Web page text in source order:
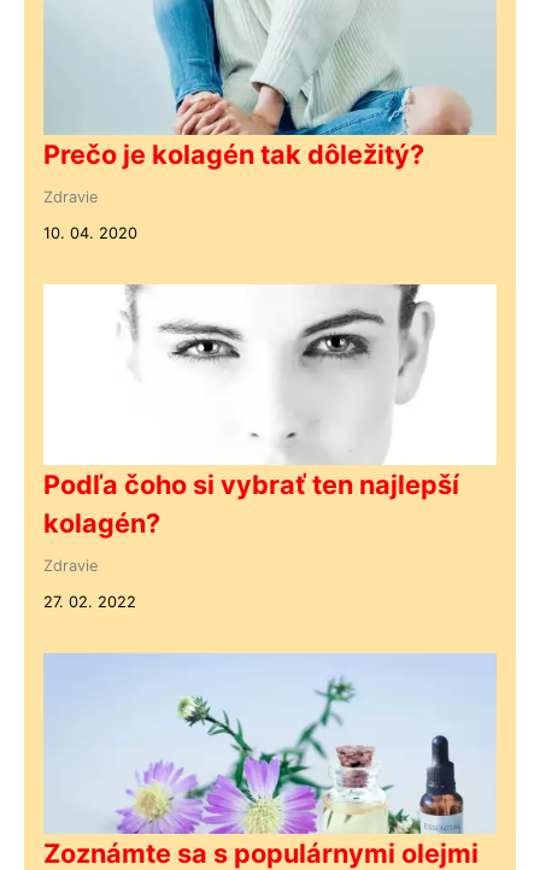
Prečo je kolagén tak dôležitý?
Zdravie
10. 04. 2020
Podľa čoho si vybrať ten najlepší
kolagén?
Zdravie
27. 02. 2022
Zoznámte sa s populárnymi olejmi